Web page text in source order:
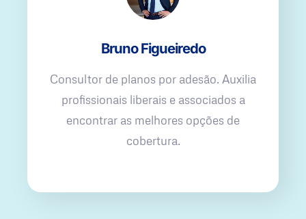
Bruno Figueiredo
Consultor de planos por adesão. Auxilia
profissionais liberais e associados a
encontrar as melhores opções de
cobertura.